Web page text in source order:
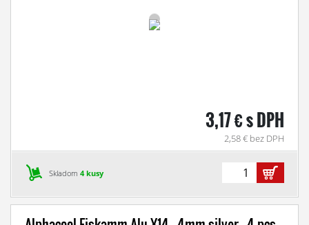
3,17 € s DPH
2,58 € bez DPH
Skladom 4 kusy